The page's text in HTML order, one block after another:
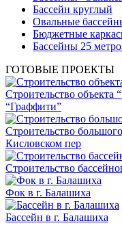
Бассейн круглый
Овальные
Бюджетные
Бассейны 25
ГОТОВЫЕ ПРОЕКТЫ
Строительство
“Граффити”
Строительство
Кисловском пер
Строительство
Фок в г. Балашиха
Бассейн в г. Балашиха